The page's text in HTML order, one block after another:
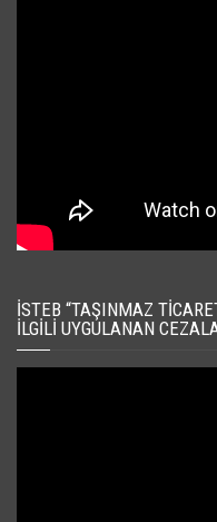
İSTEB “TAŞINMAZ
İLGILI UYGULANAN